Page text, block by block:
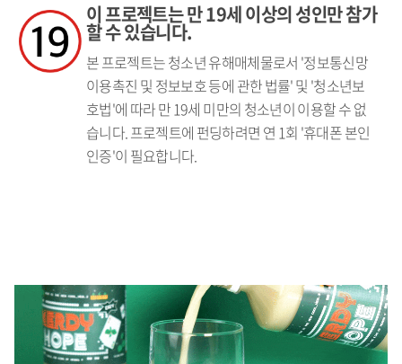
이 프로젝트는 만 19세 이상의 성인만 참가
할 수 있습니다.
본 프로젝트는 청소년 유해매체물로서 '정보통신망
이용촉진 및 정보보호 등에 관한 법률' 및 '청소년보
호법'에 따라 만 19세 미만의 청소년이 이용할 수 없
습니다. 프로젝트에 펀딩하려면 연 1회 '휴대폰 본인
인증'이 필요합니다.